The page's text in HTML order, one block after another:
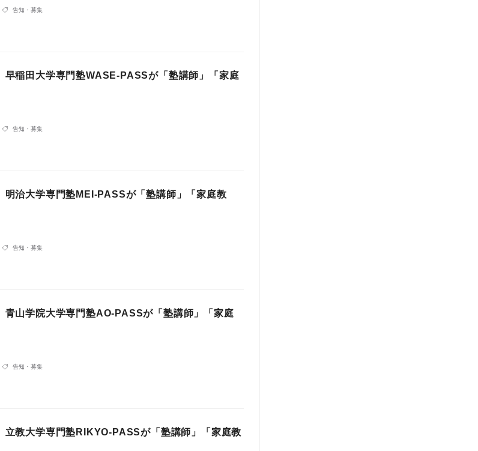
告知・募集
早稲田大学専門塾WASE-PASSが「塾講師」「家庭
告知・募集
明治大学専門塾MEI-PASSが「塾講師」「家庭教
告知・募集
青山学院大学専門塾AO-PASSが「塾講師」「家庭
告知・募集
立教大学専門塾RIKYO-PASSが「塾講師」「家庭教